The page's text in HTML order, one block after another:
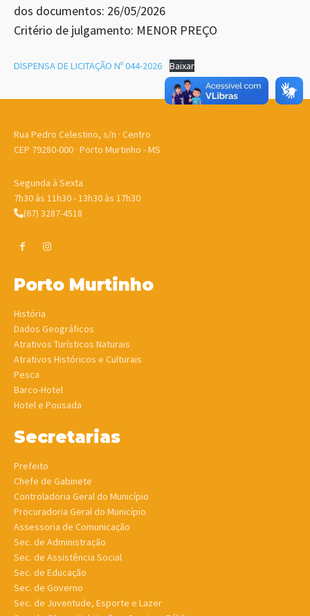
dos documentos: 26/05/2026
Critério de julgamento: MENOR PREÇO
DISPENSA DE LICITAÇÃO Nº 044-2026 Baixar
Rua Pedro Celestino, s/n · Centro
CEP 79280-000 · Porto Murtinho - MS
Segunda à Sexta
7h30 às 11h30 - 13h30 às 17h30
(67) 3287-4518
Porto Murtinho
História
Dados Geográficos
Atrativos Turísticos Naturais
Atrativos Históricos e Culturais
Pesca
Barco-Hotel
Hotel e Pousada
Secretarias
Prefeito
Chefe de Gabinete
Controladoria Geral do Município
Procuradoria Geral do Município
Assessoria de Comunicação
Sec. de Administração
Sec. de Assistência Social
Sec. de Educação
Sec. de Governo
Sec. de Juventude, Esporte e Lazer